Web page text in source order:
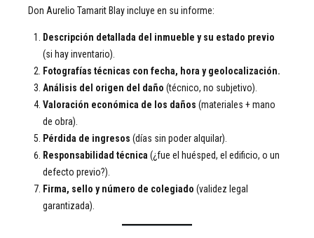
Don Aurelio Tamarit Blay incluye en su informe:
Descripción detallada del inmueble y su estado previo
(si hay inventario).
Fotografías técnicas con fecha, hora y geolocalización.
Análisis del origen del daño (técnico, no subjetivo).
Valoración económica de los daños (materiales + mano
de obra).
Pérdida de ingresos (días sin poder alquilar).
Responsabilidad técnica (¿fue el huésped, el edificio, o un
defecto previo?).
Firma, sello y número de colegiado (validez legal
garantizada).